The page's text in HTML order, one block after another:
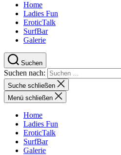
Home
Ladies Fun
EroticTalk
SurfBar
Galerie
Suchen
Suchen nach:
Suche schließen
Menü schließen
Home
Ladies Fun
EroticTalk
SurfBar
Galerie